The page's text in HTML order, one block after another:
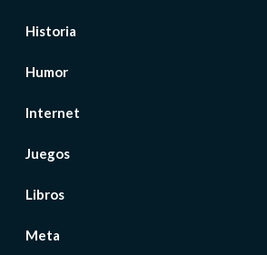
Historia
Humor
Internet
Juegos
Libros
Meta